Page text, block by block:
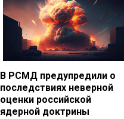
В РСМД предупредили о
последствиях неверной
оценки российской
ядерной доктрины